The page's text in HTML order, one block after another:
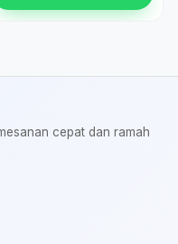
cepat dan ramah